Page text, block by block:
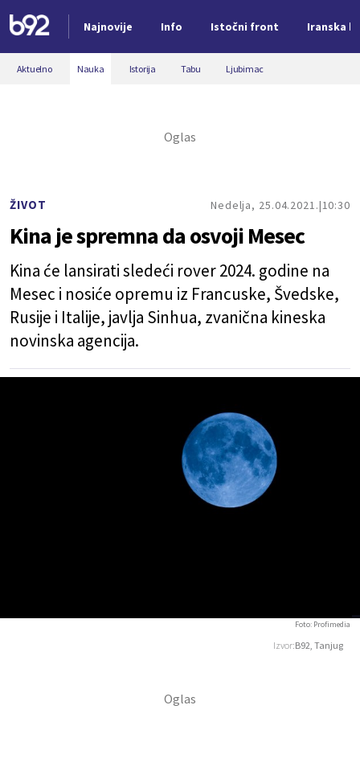
Najnovije Info Istočni front Iranska
Nova vest
Aktuelno Nauka Istorija Tabu Ljubimac
ŽIVOT Nedelja, 25.04.2021. 10:30
Kina je spremna da osvoji Mesec
Kina će lansirati sledeći rover 2024. godine na
Mesec i nosiće opremu iz Francuske, Švedske,
Rusije i Italije, javlja Sinhua, zvanična kineska
novinska agencija.
Izvor:B92, Tanjug
Foto: Profimedia